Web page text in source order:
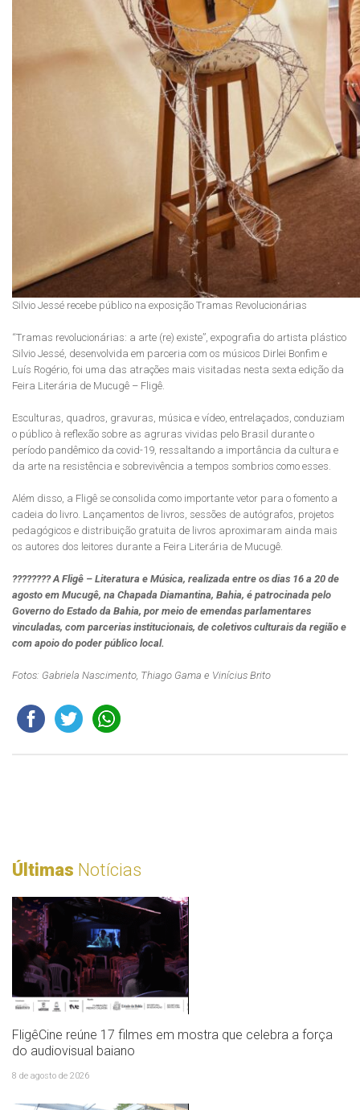
Silvio Jessé recebe público na exposição Tramas Revolucionárias
“Tramas revolucionárias: a arte (re) existe”, expografia do artista plástico
Silvio Jessé, desenvolvida em parceria com os músicos Dirlei Bonfim e
Luís Rogério, foi uma das atrações mais visitadas nesta sexta edição da
Feira Literária de Mucugê – Fligê.
Esculturas, quadros, gravuras, música e vídeo, entrelaçados, conduziam
o público à reflexão sobre as agruras vividas pelo Brasil durante o
período pandêmico da covid-19, ressaltando a importância da cultura e
da arte na resistência e sobrevivência a tempos sombrios como esses.
Além disso, a Fligê se consolida como importante vetor para o fomento a
cadeia do livro. Lançamentos de livros, sessões de autógrafos, projetos
pedagógicos e distribuição gratuita de livros aproximaram ainda mais
os autores dos leitores durante a Feira Literária de Mucugê.
???????? A Fligê – Literatura e Música, realizada entre os dias 16 a 20 de
agosto em Mucugê, na Chapada Diamantina, Bahia, é patrocinada pelo
Governo do Estado da Bahia, por meio de emendas parlamentares
vinculadas, com parcerias institucionais, de coletivos culturais da região e
com apoio do poder público local.
Fotos: Gabriela Nascimento, Thiago Gama e Vinícius Brito
Últimas Notícias
FligêCine reúne 17 filmes em mostra que celebra a força
do audiovisual baiano
8 de agosto de 2026